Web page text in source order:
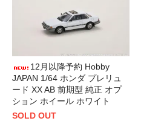
12月以降予約 Hobby
JAPAN 1/64 ホンダ プレリュ
ード XX AB 前期型 純正 オプ
ション ホイール ホワイト
SOLD OUT